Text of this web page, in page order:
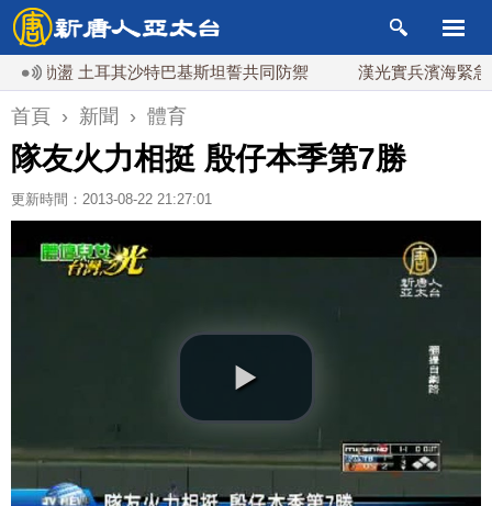
盪 土耳其沙特巴基斯坦誓共同防禦 漢光實兵濱海緊急出港
首頁 › 新聞 › 體育
隊友火力相挺 殷仔本季第7勝
更新時間：2013-08-22 21:27:01